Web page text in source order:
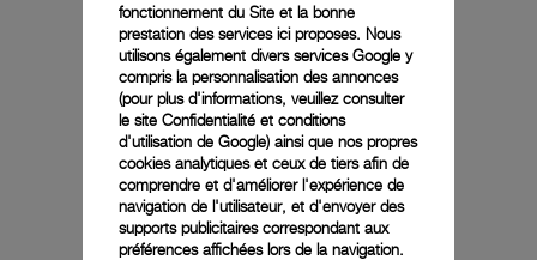
fonctionnement du Site et la bonne
prestation des services ici proposes. Nous
utilisons également divers services Google y
compris la personnalisation des annonces
(pour plus d'informations, veuillez consulter
le site Confidentialité et conditions
d'utilisation de Google) ainsi que nos propres
cookies analytiques et ceux de tiers afin de
comprendre et d'améliorer l'expérience de
navigation de l'utilisateur, et d'envoyer des
supports publicitaires correspondant aux
préférences affichées lors de la navigation.